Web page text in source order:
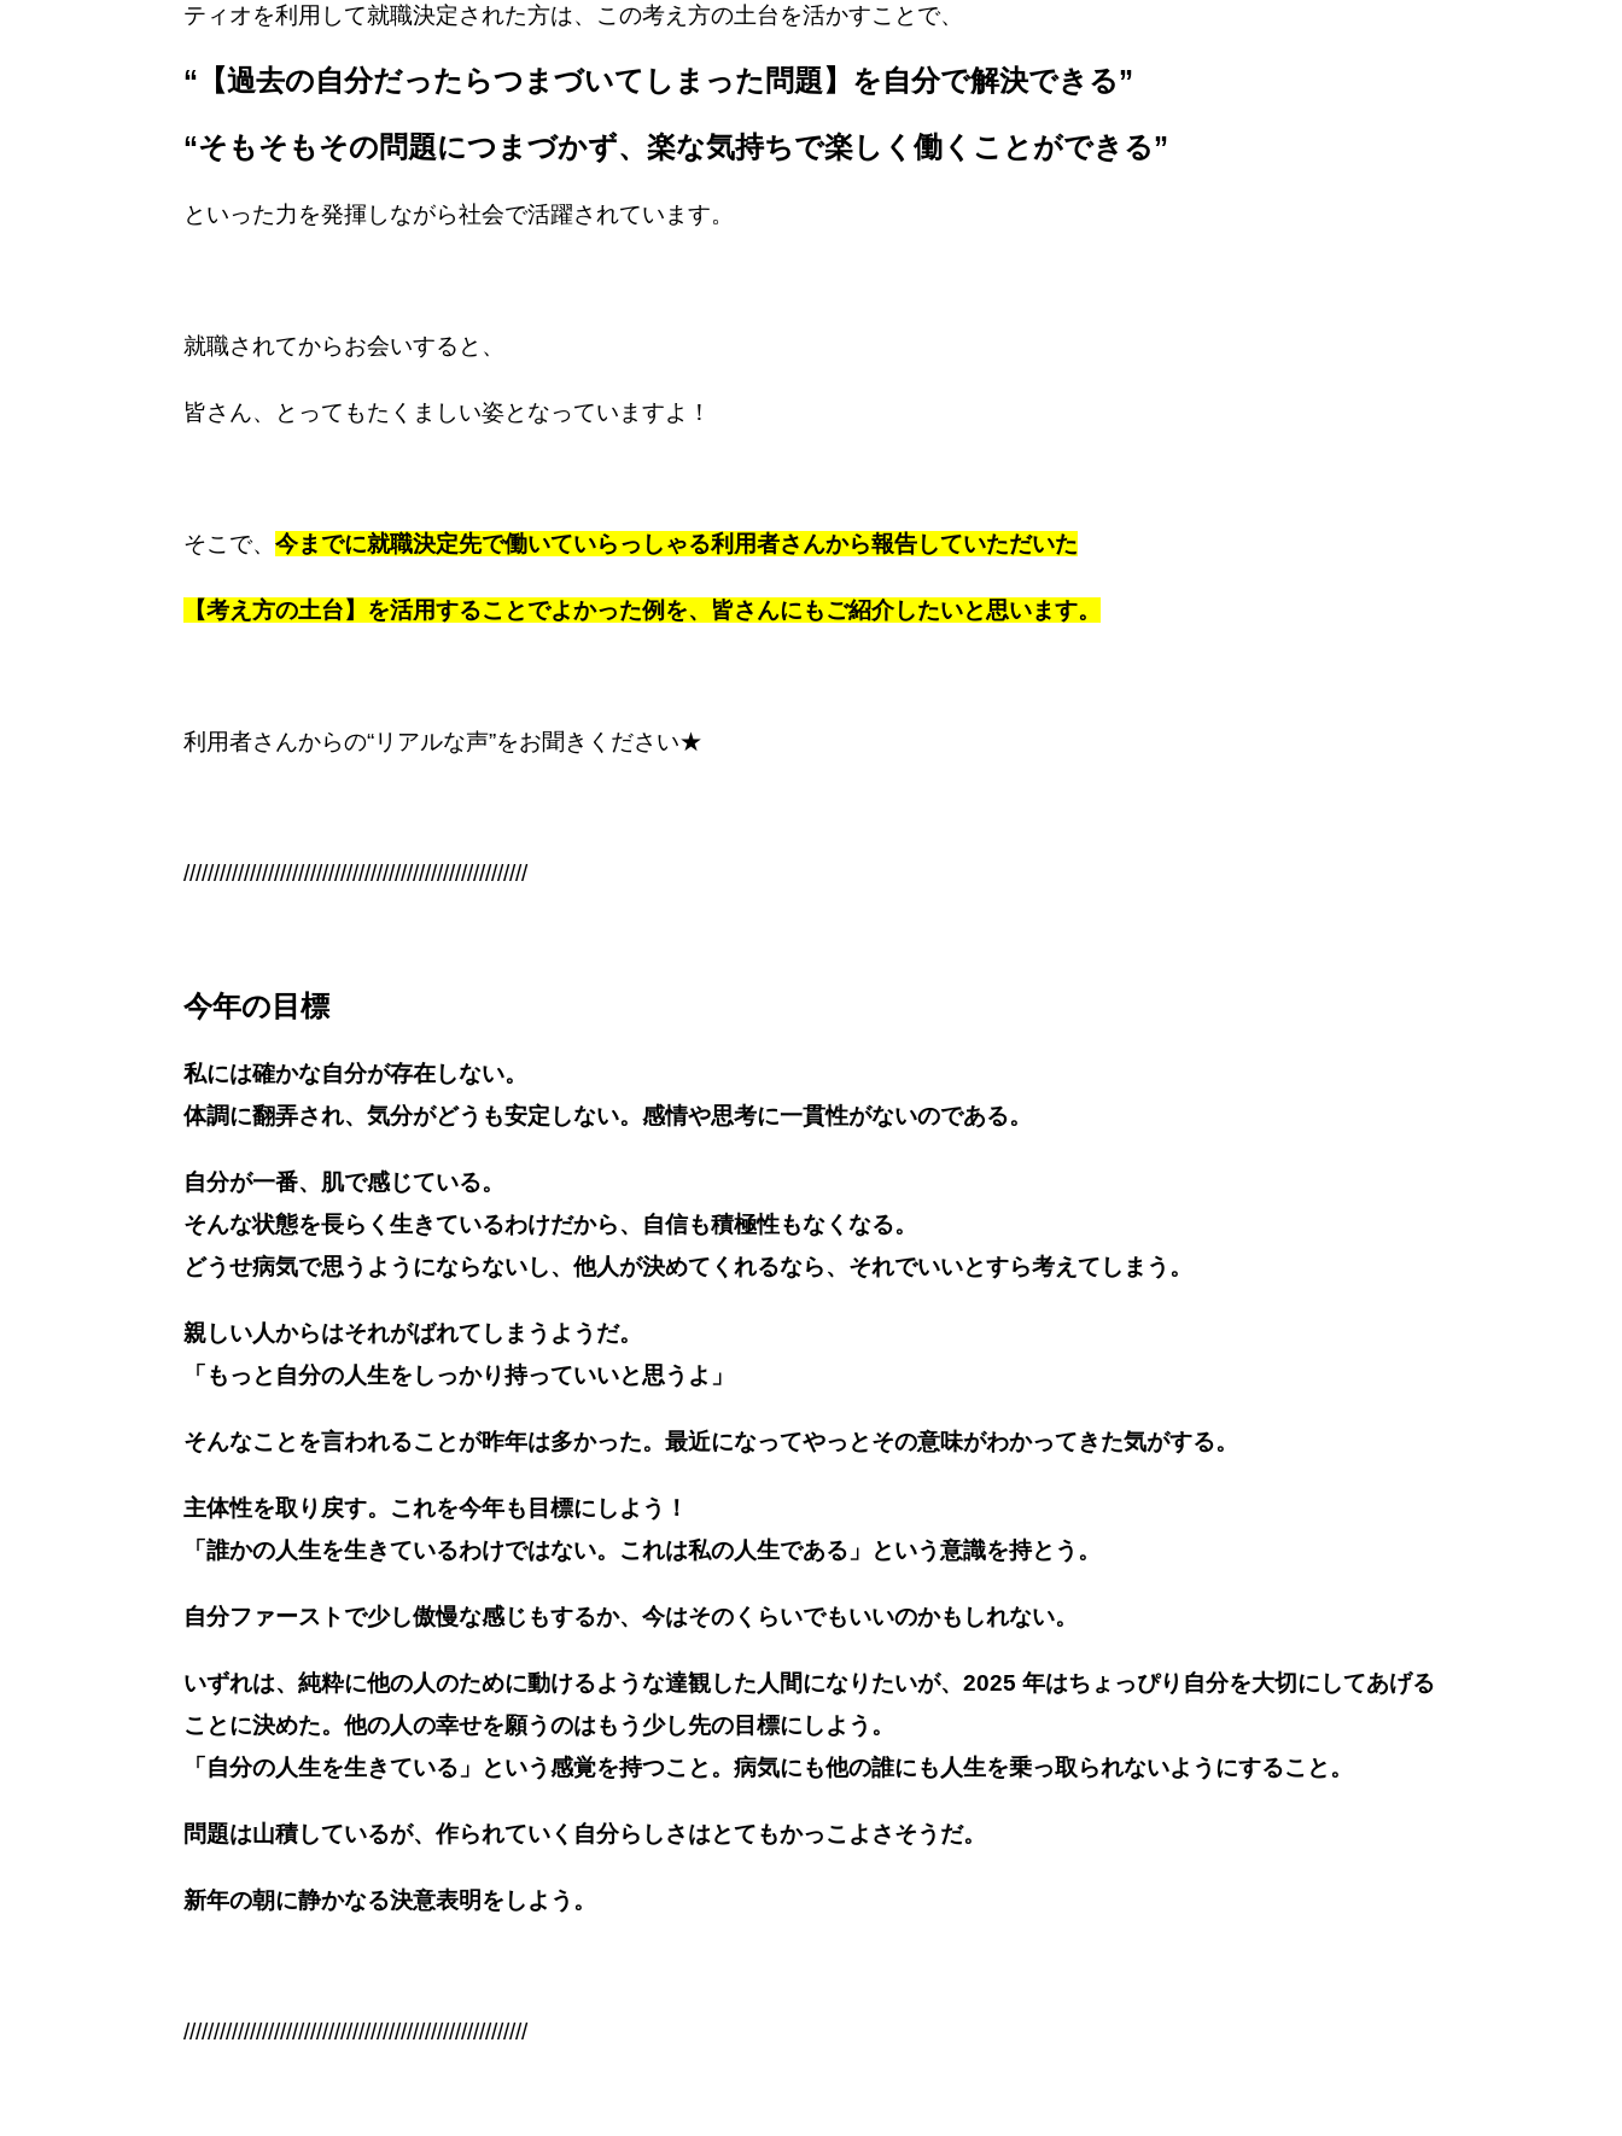
ティオを利用して就職決定された方は、この考え方の土台を活かすことで、
“ 【過去の自分だったらつまづいてしまった問題】を自分で解決できる”
“そもそもその問題につまづかず、楽な気持ちで楽しく働くことができる”
といった力を発揮しながら社会で活躍されています。
就職されてからお会いすると、
皆さん、とってもたくましい姿となっていますよ！
そこで、 今までに就職決定先で働いていらっしゃる利用者さんから報告していただいた
【考え方の土台】を活用することでよかった例を、皆さんにもご紹介したいと思います。
利用者さんからの“リアルな声”をお聞きください★
/////////////////////////////////////////////////////////
今年の目標
私には確かな自分が存在しない。
体調に翻弄され、気分がどうも安定しない。感情や思考に一貫性がないのである。
自分が一番、肌で感じている。
そんな状態を長らく生きているわけだから、自信も積極性もなくなる。
どうせ病気で思うようにならないし、他人が決めてくれるなら、それでいいとすら考えてしまう。
親しい人からはそれがばれてしまうようだ。
「もっと自分の人生をしっかり持っていいと思うよ」
そんなことを言われることが昨年は多かった。最近になってやっとその意味がわかってきた気がする。
主体性を取り戻す。これを今年も目標にしよう！
「誰かの人生を生きているわけではない。これは私の人生である」という意識を持とう。
自分ファーストで少し傲慢な感じもするか、今はそのくらいでもいいのかもしれない。
いずれは、純粋に他の人のために動けるような達観した人間になりたいが、2025 年はちょっぴり自分を大切にしてあげる
ことに決めた。他の人の幸せを願うのはもう少し先の目標にしよう。
「自分の人生を生きている」という感覚を持つこと。病気にも他の誰にも人生を乗っ取られないようにすること。
問題は山積しているが、作られていく自分らしさはとてもかっこよさそうだ。
新年の朝に静かなる決意表明をしよう。
/////////////////////////////////////////////////////////